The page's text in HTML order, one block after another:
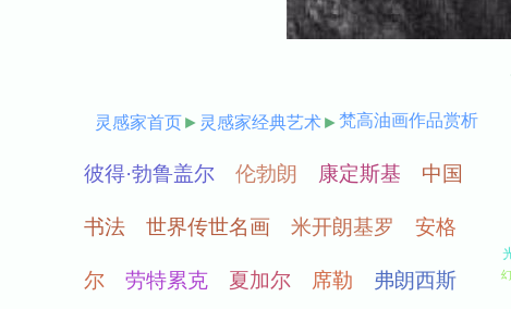
灵感家首页► 灵感家经典艺术► 梵高油画作品赏析